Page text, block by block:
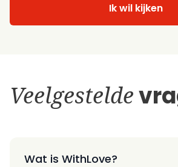
Ik wil kijken
Veelgestelde
Wat is WithLove?